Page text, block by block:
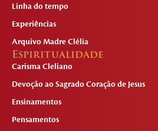
Linha do tempo
Experiências
Arquivo Madre Clélia
Espiritualidade
Carisma Cleliano
Devoção ao Sagrado Coração de Jesus
Ensinamentos
Pensamentos